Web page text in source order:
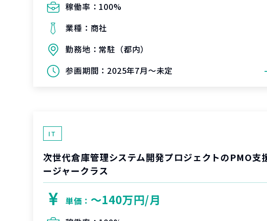
稼働率： 100%
業種： 商社
勤務地： 常駐（都内）
参画期間： 2025年7月～未定
IT
次世代倉庫管理システム開発プロジェクトのPMO支
ージャークラス
単価： 〜140万円/月